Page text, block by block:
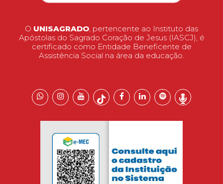
O UNISAGRADO, pertencente ao Instituto das
Apóstolas do Sagrado Coração de Jesus (IASCJ), é
certificado como Entidade Beneficente de
Assistência Social na área da educação.